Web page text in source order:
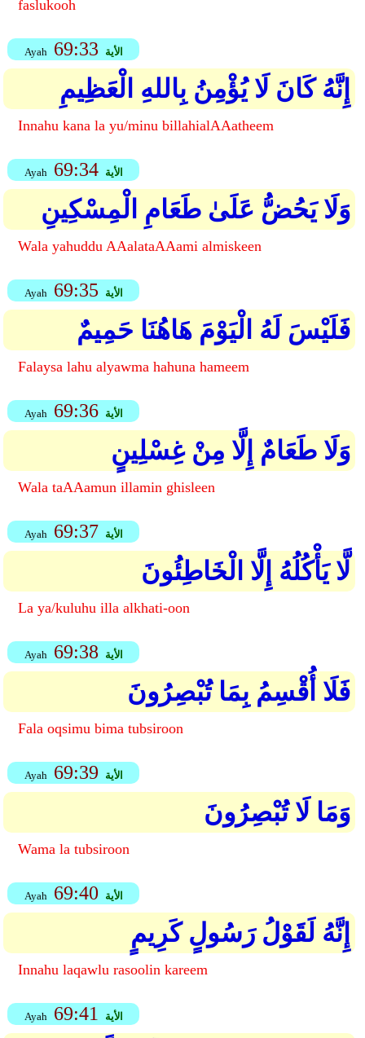
faslukooh
Ayah 69:33 الأية
إِنَّهُ كَانَ لَا يُؤْمِنُ بِاللهِ الْعَظِيمِ
Innahu kana la yu/minu billahialAAatheem
Ayah 69:34 الأية
وَلَا يَحُضُّ عَلَىٰ طَعَامِ الْمِسْكِينِ
Wala yahuddu AAalataAAami almiskeen
Ayah 69:35 الأية
فَلَيْسَ لَهُ الْيَوْمَ هَاهُنَا حَمِيمٌ
Falaysa lahu alyawma hahuna hameem
Ayah 69:36 الأية
وَلَا طَعَامٌ إِلَّا مِنْ غِسْلِينٍ
Wala taAAamun illamin ghisleen
Ayah 69:37 الأية
لَّا يَأْكُلُهُ إِلَّا الْخَاطِئُونَ
La ya/kuluhu illa alkhati-oon
Ayah 69:38 الأية
فَلَا أُقْسِمُ بِمَا تُبْصِرُونَ
Fala oqsimu bima tubsiroon
Ayah 69:39 الأية
وَمَا لَا تُبْصِرُونَ
Wama la tubsiroon
Ayah 69:40 الأية
إِنَّهُ لَقَوْلُ رَسُولٍ كَرِيمٍ
Innahu laqawlu rasoolin kareem
Ayah 69:41 الأية